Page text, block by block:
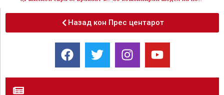
Назад кон Прес центарот